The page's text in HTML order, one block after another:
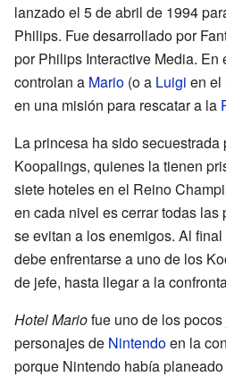
lanzado el 5 de abril de 1994
Philips. Fue desarrollado por
por Philips Interactive Media.
controlan a Mario (o a Luigi en el
en una misión para rescatar a la
La princesa ha sido secuestrada
Koopalings, quienes la tienen
siete hoteles en el Reino
en cada nivel es cerrar todas
se evitan a los enemigos. Al
debe enfrentarse a uno de los
de jefe, hasta llegar a la
Hotel Mariofue uno de los
personajes de Nintendoen la
porque Nintendo había